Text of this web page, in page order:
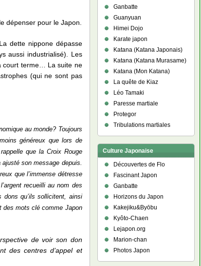
dépenser pour le Japon.
dette nippone dépasse
aussi industrialisé). Les
court terme… La suite ne
(qui ne sont pas
au monde? Toujours
généreux que lors de
que la Croix Rouge
son message depuis.
que l’immense détresse
recueilli au nom des
dons qu’ils sollicitent, ainsi
des mots clé comme Japon
de voir son don
des centres d’appel et
Ganbatte
Guanyuan
Himei Dojo
Karate japon
Katana (Katana Japonais)
Katana (Katana Murasame)
Katana (Mon Katana)
La quête de Kiaz
Léo Tamaki
Paresse martiale
Protegor
Tribulations martiales
Culture Japonaise
Découvertes de Flo
Fascinant Japon
Ganbatte
Horizons du Japon
Kakejiku&Byōbu
Kyôto-Chaen
Lejapon.org
Marion-chan
Photos Japon